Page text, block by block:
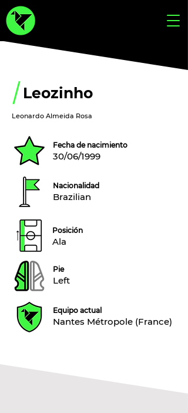
Leozinho
Leonardo Almeida Rosa
Fecha de nacimiento
30/06/1999
Nacionalidad
Brazilian
Posición
Ala
Pie
Left
Equipo actual
Nantes Métropole (France)